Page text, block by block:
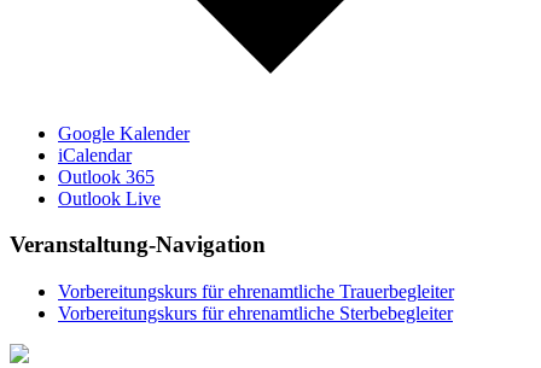
Google Kalender
iCalendar
Outlook 365
Outlook Live
Veranstaltung-Navigation
Vorbereitungskurs für ehrenamtliche Trauerbegleiter
Vorbereitungskurs für ehrenamtliche Sterbebegleiter